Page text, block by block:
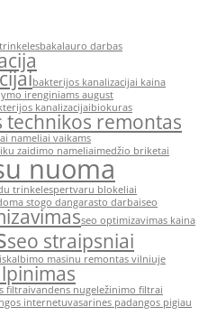
bakalauro darbas
bakterijos kanalizacijai kaina
irenginiams august
kanalizacijaibiokuras
technikos remontas
nameliai vaikams
zaidimo nameliaimedžio briketai
nuoma
trinkelespertvaru blokeliai
stogo dangarasto darbaiseo
seo optimizavimas kaina
seo straipsniai
skalbimo masinu remontas vilniuje
filtraivandens nugeležinimo filtrai
internetuvasarines padangos pigiau